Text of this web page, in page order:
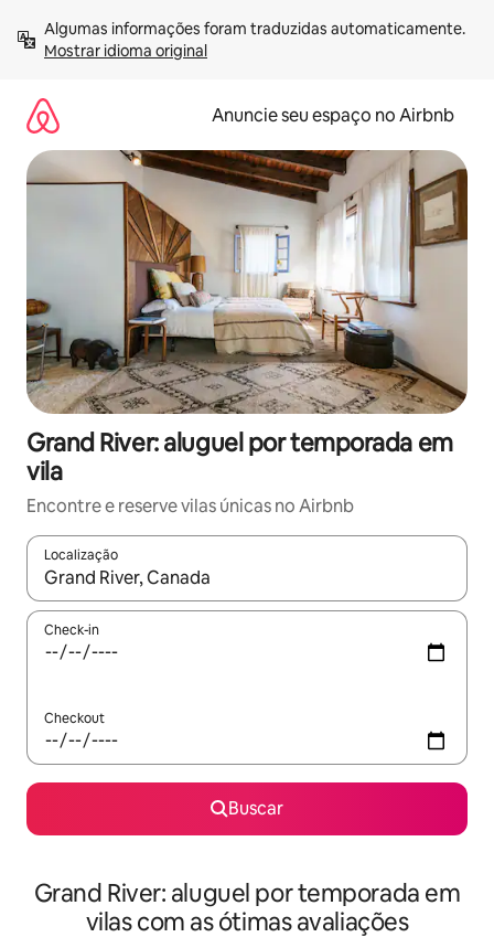
para
Mostrar idioma original
Anuncie seu espaço no Airbnb
Grand River: aluguel por temporada em
vila
Encontre e reserve vilas únicas no Airbnb
Localização
Quando os resultados estiverem disponíveis, explore-os
Check-in
Checkout
Buscar
Grand River: aluguel por temporada em
vilas com as ótimas avaliações